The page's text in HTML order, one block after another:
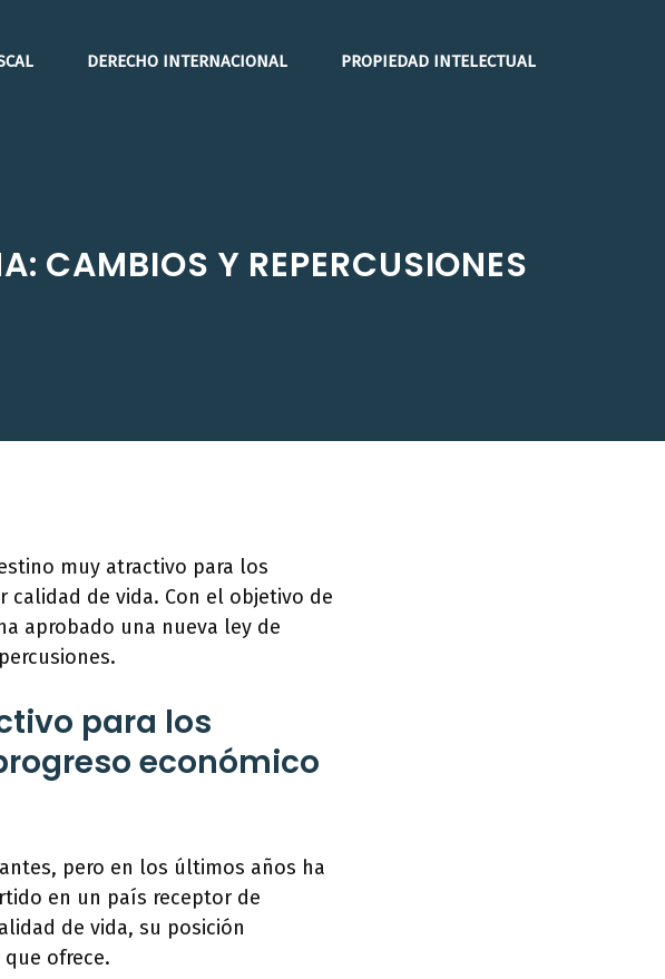
DERECHO INTERNACIONAL PROPIEDAD INTELECTUAL
CAMBIOS Y REPERCUSIONES
muy atractivo para los
de vida. Con el objetivo de
aprobado una nueva ley de
para los
económico
pero en los últimos años ha
en un país receptor de
de vida, su posición
ofrece.